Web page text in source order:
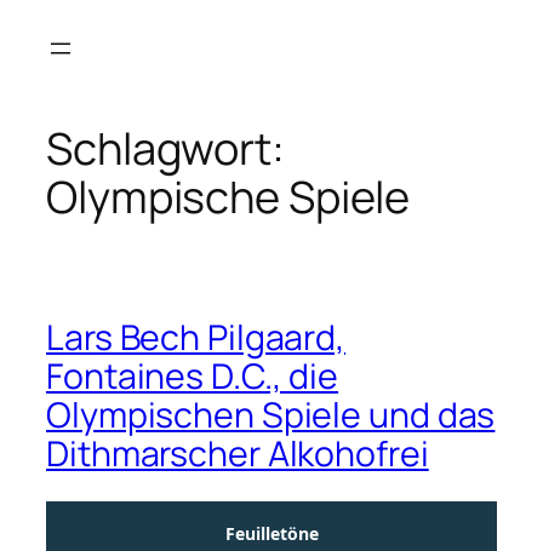
Inhalt
Schlagwort:
Olympische Spiele
Lars Bech Pilgaard,
Fontaines D.C., die
Olympischen Spiele und das
Dithmarscher Alkohofrei